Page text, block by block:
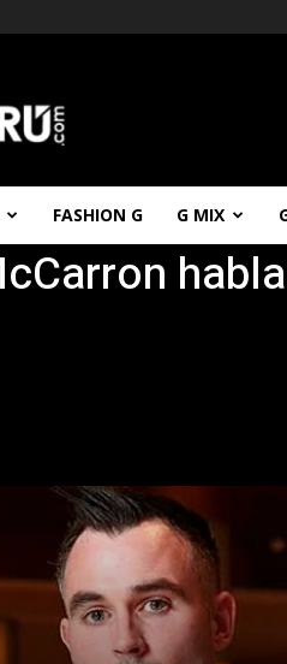
FASHION G G MIX